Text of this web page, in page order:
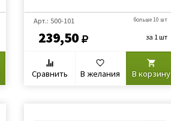
Арт.: 500-101
239,50
больше 10 шт
за 1 шт
Сравнить В желания В корзину